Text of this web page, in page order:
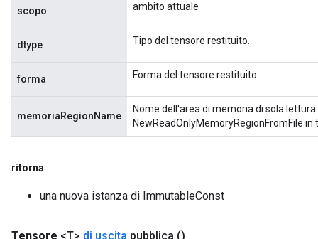
scopo ambito attuale
dtype Tipo del tensore restituito.
forma Forma del tensore restituito.
memoriaRegionName
Nome dell'area di memoria di sola
NewReadOnlyMemoryRegionFromFile in
ritorna
una nuova istanza di ImmutableConst
Tensore <T> di uscita pubblica ()